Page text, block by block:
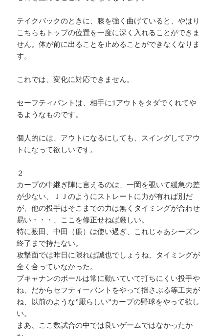
テイクバックのときに、膝を強く曲げていると、やはり
こちらもトップの位置を一度に深く入れることができま
せん。体が前に出ることを止めることができなくなりま
す。
これでは、変化に対応できません。
セーフティバントは、相手に1アウトをタダでくれてや
るようなものです。
個人的には、アウトになるにしても、スイングしてアウ
トになって欲しいです。
２
カープの中継ぎ陣に言えるのは、一岡を覗いて緩急の差
が少ない、ＪＪのようにストレートに力が有れば別だ
が、他の投手はそこまでの力は無くタイミングが合わせ
易い・・・、ここを修正せねば厳しい。
特に薮田、中田（廉）は使い過ぎ、これじゃあシーズン
終了まで持たない。
攻撃面では昨日に限れば誠也でしょうね、タイミングが
全く合っていなかった。
ブキャナンのボールは常に動いていて打ちにくい投手や
ね、だからセフティーバントをやって揺さぶる等工夫が
ね、以前のような”厭らしい”カープの野球をやって欲し
い。
まあ、ここ数試合の中では良いゲームではなかったか